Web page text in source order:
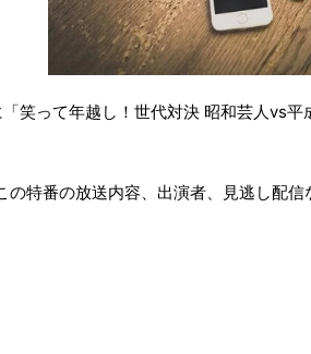
笑って年越し！世代対決 昭和芸人vs
の特番の放送内容、出演者、見逃し配